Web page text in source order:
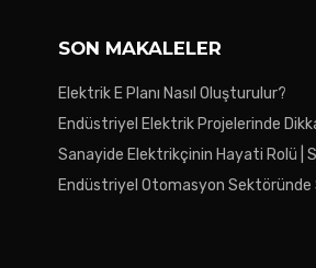
SON MAKALELER
Elektrik E Planı Nasıl Oluşturulur?
Endüstriyel Elektrik Projelerinde
Gereken Noktalar
Sanayide Elektrikçinin Hayati Rolü |
Endüstriyel Otomasyon Sektöründe